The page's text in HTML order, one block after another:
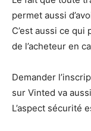
permet aussi
C’est aussi ce qui
de l’acheteur en
Demander
sur Vinted va
L’aspect sécurité